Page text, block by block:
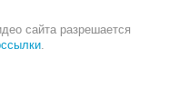
сайта разрешается
.